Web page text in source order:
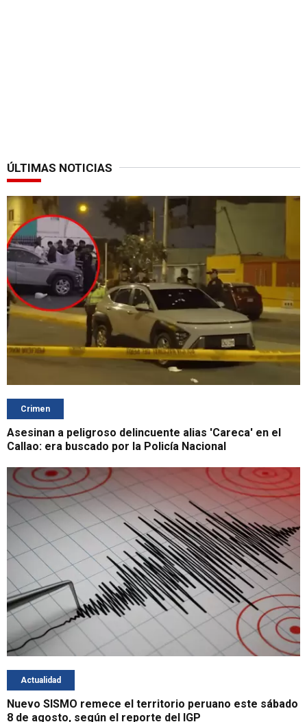
ÚLTIMAS NOTICIAS
Crimen
Asesinan a peligroso delincuente alias 'Careca' en el
Callao: era buscado por la Policía Nacional
Actualidad
Nuevo SISMO remece el territorio peruano este sábado
8 de agosto, según el reporte del IGP